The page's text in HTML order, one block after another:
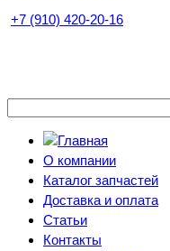
+7 (910) 420-20-16
О компании
Каталог запчастей
Доставка и оплата
Статьи
Контакты